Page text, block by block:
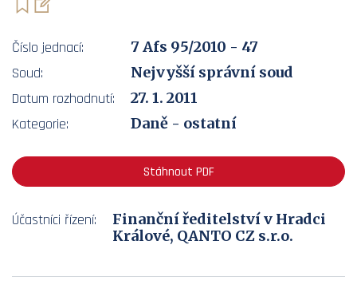
Číslo jednací:
7 Afs 95/2010 - 47
Soud:
Nejvyšší správní soud
Datum rozhodnutí:
27. 1. 2011
Kategorie:
Daně - ostatní
Stáhnout PDF
Účastníci řízení:
Finanční ředitelství v Hradci
Králové, QANTO CZ s.r.o.